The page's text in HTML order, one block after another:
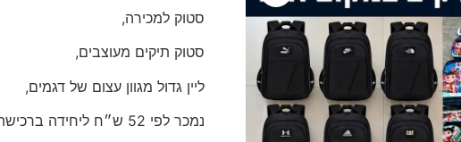
סטוק למכירה,
סטוק תיקים מעוצבים,
ליין גדול מגוון עצום של דגמים,
נמכר לפי 52 ש״ח ליחידה ברכישה סיטונאית.